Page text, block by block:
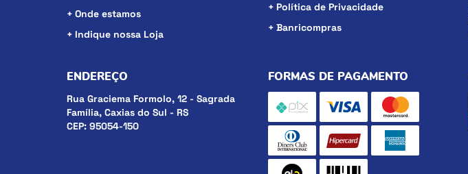
Onde estamos
Indique nossa Loja
Política de Privacidade
Banricompras
ENDEREÇO
Rua Graciema Formolo, 12 - Sagrada
Família, Caxias do Sul - RS
CEP: 95054-150
FORMAS DE PAGAMENTO